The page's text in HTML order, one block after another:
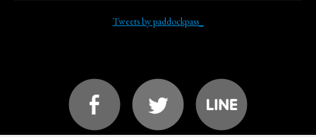
Tweets by paddockpass_